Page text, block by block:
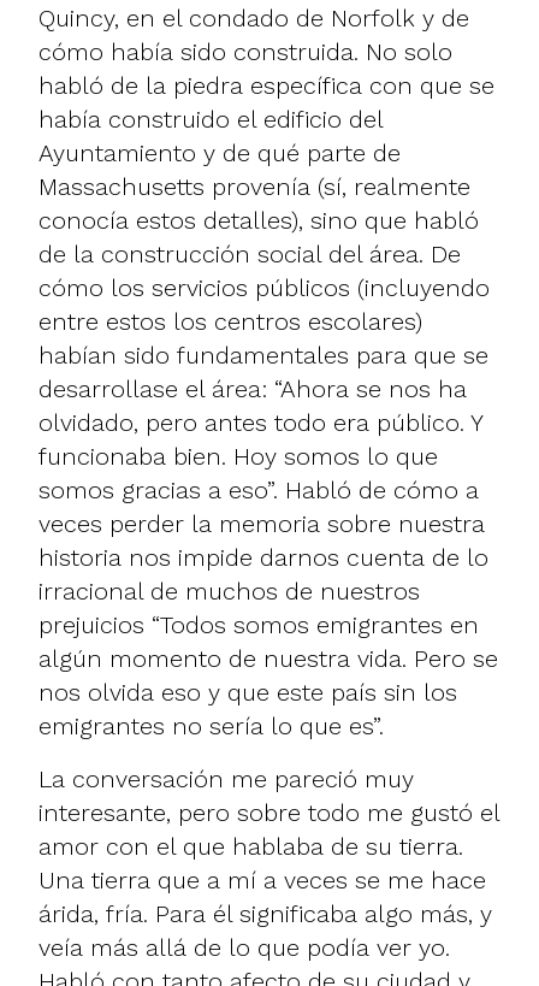
Quincy, en el condado de Norfolk y de
cómo había sido construida. No solo
habló de la piedra específica con que se
había construido el edificio del
Ayuntamiento y de qué parte de
Massachusetts provenía (sí, realmente
conocía estos detalles), sino que habló
de la construcción social del área. De
cómo los servicios públicos (incluyendo
entre estos los centros escolares)
habían sido fundamentales para que se
desarrollase el área: “Ahora se nos ha
olvidado, pero antes todo era público. Y
funcionaba bien. Hoy somos lo que
somos gracias a eso”. Habló de cómo a
veces perder la memoria sobre nuestra
historia nos impide darnos cuenta de lo
irracional de muchos de nuestros
prejuicios “Todos somos emigrantes en
algún momento de nuestra vida. Pero se
nos olvida eso y que este país sin los
emigrantes no sería lo que es”.
La conversación me pareció muy
interesante, pero sobre todo me gustó el
amor con el que hablaba de su tierra.
Una tierra que a mí a veces se me hace
árida, fría. Para él significaba algo más, y
veía más allá de lo que podía ver yo.